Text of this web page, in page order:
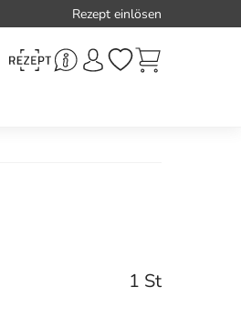
Rezept einlösen
1 St